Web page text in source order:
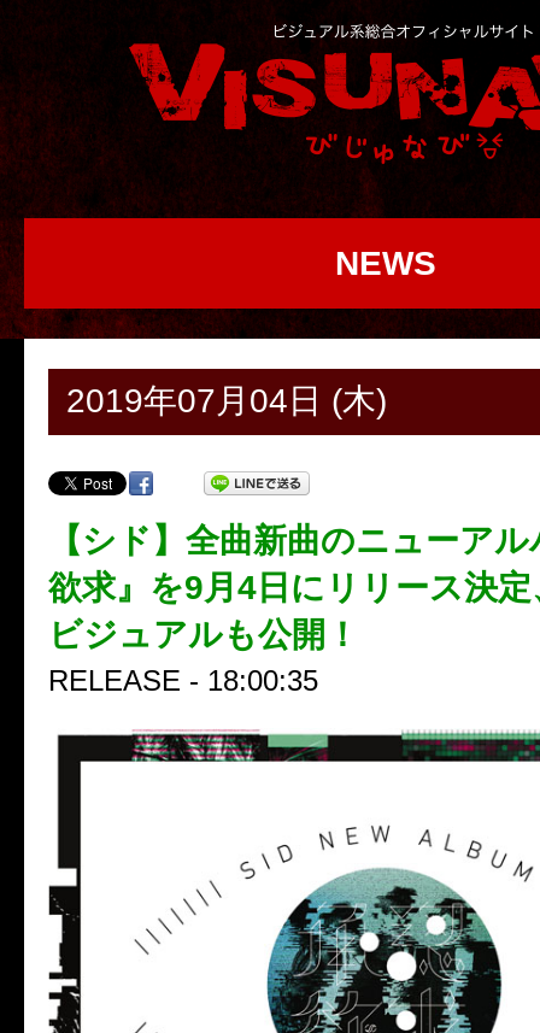
NEWS
2019年07月04日 (木)
【シド】全曲新曲のニューア
欲求』を9月4日にリリース決
ビジュアルも公開！
RELEASE - 18:00:35